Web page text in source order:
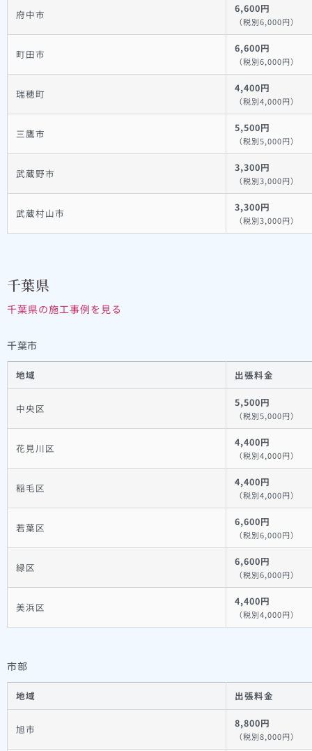
府中市 6,600円
（税別6,000円）
町田市 6,600円
（税別6,000円）
瑞穂町 4,400円
（税別4,000円）
三鷹市 5,500円
（税別5,000円）
武蔵野市 3,300円
（税別3,000円）
武蔵村山市 3,300円
（税別3,000円）
千葉県
千葉県の施工事例を見る
千葉市
地域 出張料金
中央区 5,500円
（税別5,000円）
花見川区 4,400円
（税別4,000円）
稲毛区 4,400円
（税別4,000円）
若葉区 6,600円
（税別6,000円）
緑区 6,600円
（税別6,000円）
美浜区 4,400円
（税別4,000円）
市部
地域 出張料金
旭市 8,800円
（税別8,000円）